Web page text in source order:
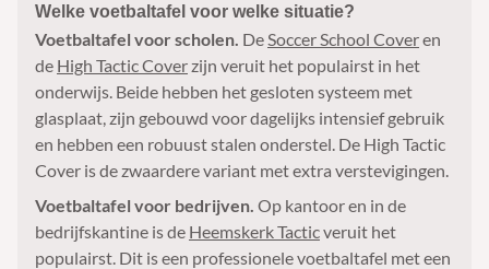
Welke voetbaltafel voor welke situatie?
Voetbaltafel voor scholen. DeSoccer School Coveren
de High Tactic Coverzijn veruit het populairst in het
onderwijs. Beide hebben het gesloten systeem met
glasplaat, zijn gebouwd voor dagelijks intensief gebruik
en hebben een robuust stalen onderstel. De High Tactic
Cover is de zwaardere variant met extra verstevigingen.
Voetbaltafel voor bedrijven. Op kantoor en in de
bedrijfskantine is de Heemskerk Tacticveruit het
populairst. Dit is een professionele voetbaltafel met een